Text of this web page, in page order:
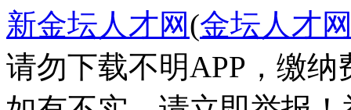
新金坛人才网(金坛人才
请勿下载不明APP，缴